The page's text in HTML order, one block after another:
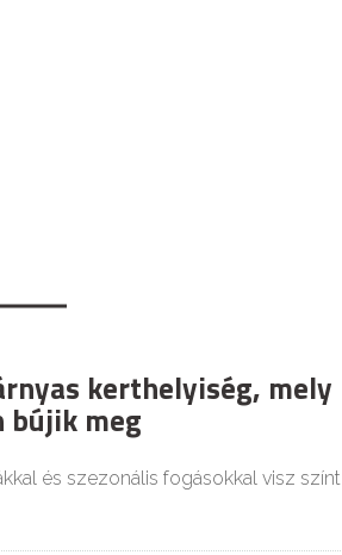
kerthelyiség, mely
bújik meg
és szezonális fogásokkal visz színt